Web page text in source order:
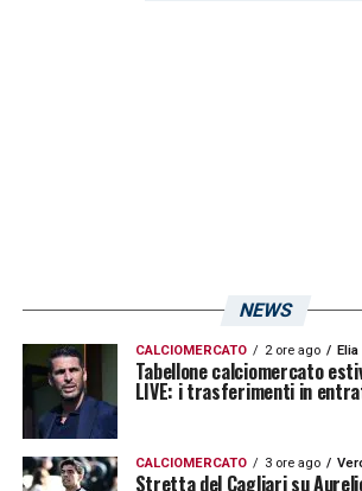
NEWS
CALCIOMERCATO 2 ore ago Elia
Tabellone calciomercato
LIVE: i trasferimenti in
CALCIOMERCATO 3 ore ago
Stretta del Cagliari su